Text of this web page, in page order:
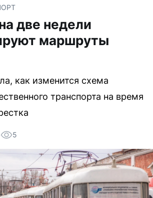
две недели
маршруты
как изменится схема
транспорта на время
5